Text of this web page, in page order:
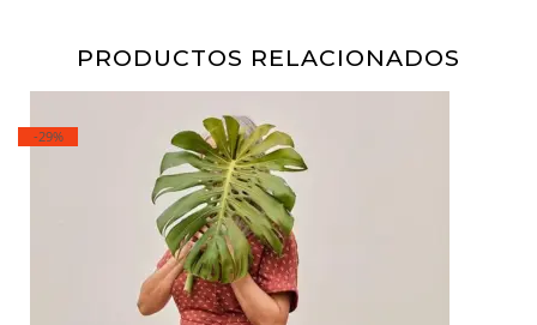
PRODUCTOS RELACIONADOS
-29%